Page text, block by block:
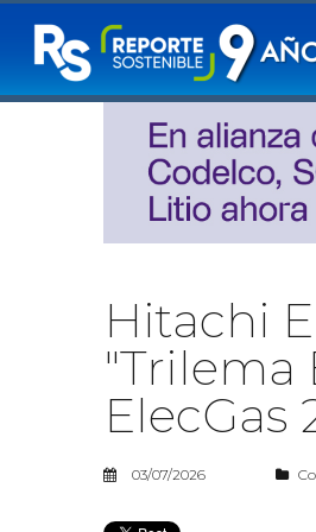
Hitachi
"Trilema
ElecGas
03/07/2026